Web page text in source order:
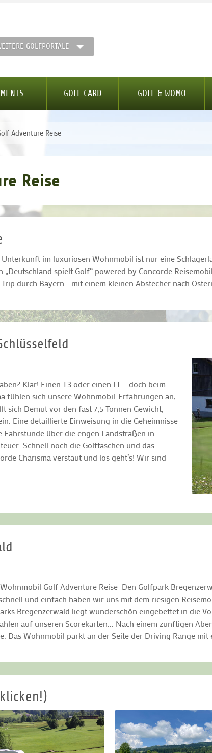
GOLFPORTALE
GOLF CARD GOLF & WOMO
Adventure Reise
Reise
Unterkunft im luxuriösen Wohnmobil ist nur eine
spielt Golf“ powered by Concorde
durch Bayern - mit einem kleinen Abstecher nach
Klar! Einen T3 oder einen LT – doch beim
fühlen sich unsere Wohnmobil-Erfahrungen an,
sich Demut vor den fast 7,5 Tonnen Gewicht,
Eine detaillierte Einweisung in die Geheimnisse
über die engen Landstraßen in
Schnell noch die Golftaschen und das
Charisma verstaut und los geht’s! Wir sind
Golf Adventure Reise: Den Golfpark
und einfach haben wir uns mit dem riesigen
Bregenzerwald liegt wunderschön eingebettet in die
auf unseren Scorekarten... Nach einem zünftigen
Das Wohnmobil parkt an der Seite der Driving Range mit